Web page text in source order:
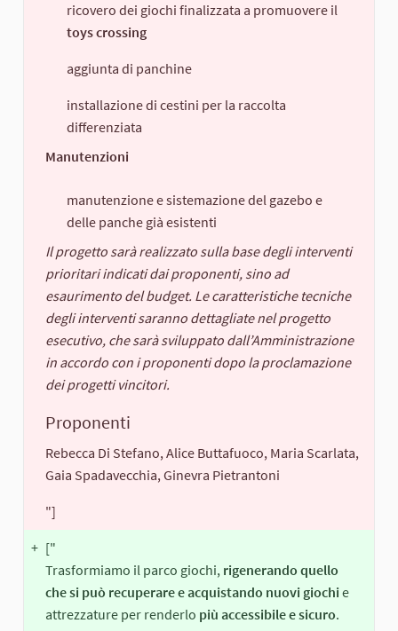
ricovero dei giochi finalizzata a promuovere il
toys crossing
aggiunta di panchine
installazione di cestini per la raccolta
differenziata
Manutenzioni
manutenzione e sistemazione del gazebo e
delle panche già esistenti
Il progetto sarà realizzato sulla base degli interventi
prioritari indicati dai proponenti, sino ad
esaurimento del budget. Le caratteristiche tecniche
degli interventi saranno dettagliate nel progetto
esecutivo, che sarà sviluppato dall’Amministrazione
in accordo con i proponenti dopo la proclamazione
dei progetti vincitori.
Proponenti
Rebecca Di Stefano, Alice Buttafuoco, Maria Scarlata,
Gaia Spadavecchia, Ginevra Pietrantoni
"]
+ ["
Trasformiamo il parco giochi, rigenerando quello
che si può recuperare e acquistando nuovi giochi e
attrezzature per renderlo più accessibile e sicuro.